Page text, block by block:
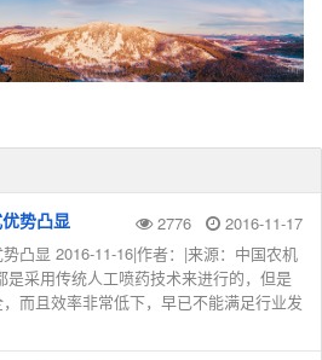
2776 2016-11-17
势凸显
凸显 2016-11-16|作者：|来源：中国农机
是采用传统人工喷药技术来进行的，但是
而且效率非常低下，早已不能满足行业发